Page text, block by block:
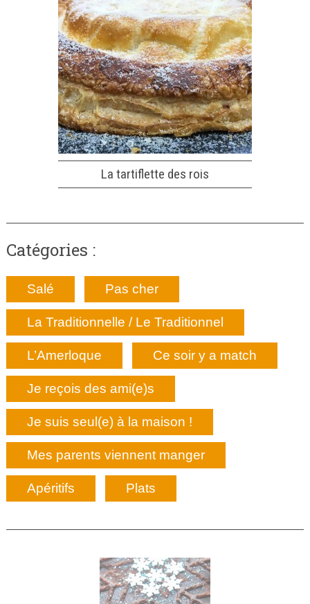
La tartiflette des rois
Catégories :
Salé Pas cher
La Traditionnelle / Le Traditionnel
L’Amerloque Ce soir y a match
Je reçois des ami(e)s
Je suis seul(e) à la maison !
Mes parents viennent manger
Apéritifs Plats